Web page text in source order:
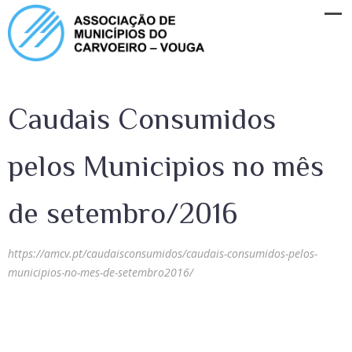
Caudais Consumidos
pelos Municipios no mês
de setembro/2016
https://amcv.pt/caudaisconsumidos/caudais-consumidos-pelos-
municipios-no-mes-de-setembro2016/